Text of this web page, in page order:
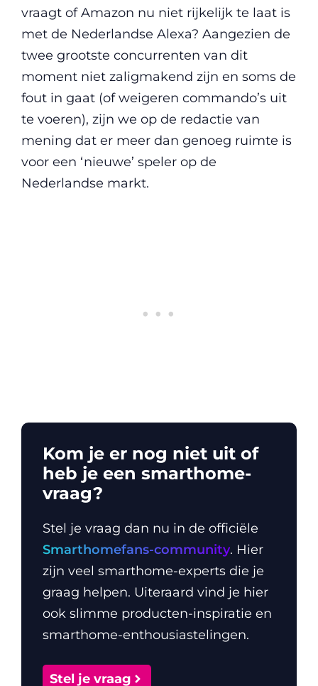
vraagt of Amazon nu niet rijkelijk te laat is
met de Nederlandse Alexa? Aangezien de
twee grootste concurrenten van dit
moment niet zaligmakend zijn en soms de
fout in gaat (of weigeren commando’s uit
te voeren), zijn we op de redactie van
mening dat er meer dan genoeg ruimte is
voor een ‘nieuwe’ speler op de
Nederlandse markt.
Kom je er nog niet uit of
heb je een smarthome-
vraag?
Stel je vraag dan nu in de officiële
Smarthomefans-community. Hier
zijn veel smarthome-experts die je
graag helpen. Uiteraard vind je hier
ook slimme producten-inspiratie en
smarthome-enthousiastelingen.
Stel je vraag